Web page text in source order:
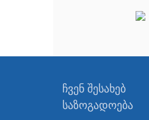
ჩვენ შესახებ
საზოგადოება